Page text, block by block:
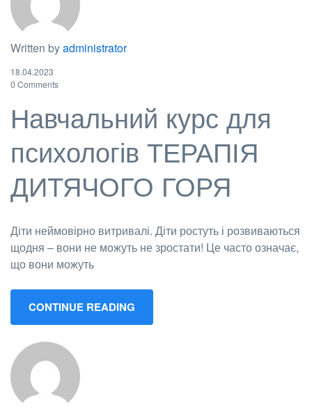
Written byadministrator
18.04.2023
0 Comments
Навчальний курс для
психологів ТЕРАПІЯ
ДИТЯЧОГО ГОРЯ
Діти неймовірно витривалі. Діти ростуть і розвиваються
щодня – вони не можуть не зростати! Це часто означає,
що вони можуть
CONTINUE READING